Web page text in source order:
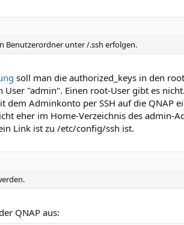
Benutzerordner unter /.ssh erfolgen.
soll man die authorized_keys in den
"admin". Einen root-User gibt es
Adminkonto per SSH auf die QNAP
eher im Home-Verzeichnis des admin-
Link ist zu /etc/config/ssh ist.
QNAP aus: